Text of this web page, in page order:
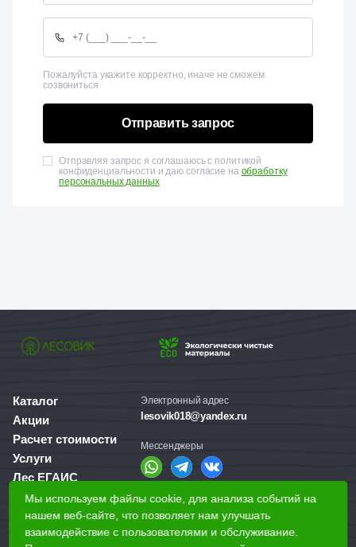
Пожалуйста укажите корректно, иначе не сможем
созвониться
Отправить запрос
Отправляя запрос я соглашаюсь с политикой
конфиденциальности и даю согласие на обработку
персональных данных
Каталог
Акции
Расчет стоимости
Услуги
Лес ЕГАИС
О компании
Доставка и оплата
Для бизнеса
Электронный адрес
lesovik018@yandex.ru
Мессенджеры
Справочная служба
+7 (3412) 77-60-50
Мы используем файлы cookie, для анализа событий на
нашем веб-сайте, что позволяет нам улучшать
взаимодействие с пользователями и обслуживание.